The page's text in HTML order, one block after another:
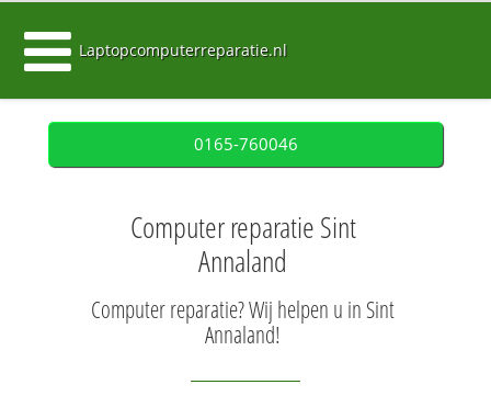
Laptopcomputerreparatie.nl
0165-760046
Computer reparatie Sint
Annaland
Computer reparatie? Wij helpen u in Sint
Annaland!